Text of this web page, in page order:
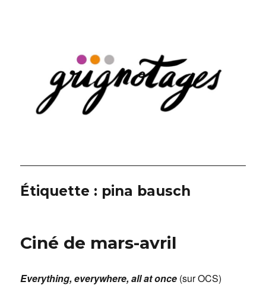
Étiquette : pina bausch
Ciné de mars-avril
Everything, everywhere, all at once (sur OCS)